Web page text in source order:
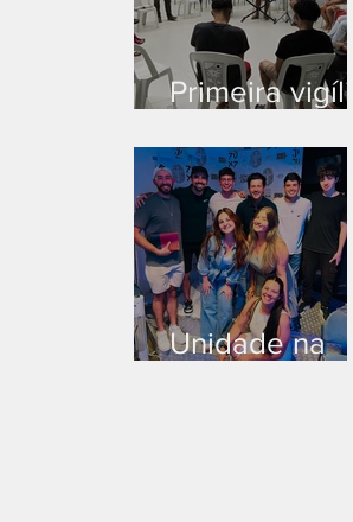
Primeira vigília
Unidade na